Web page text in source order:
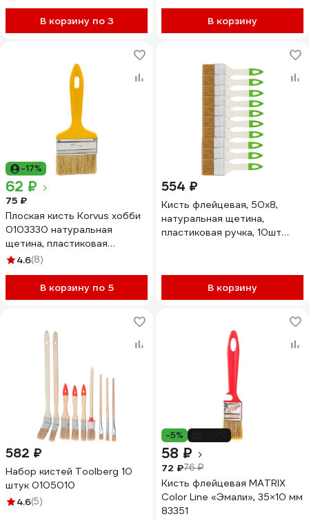
В корзину по 3 В корзину
-17%
62 ₽
75 ₽
Плоская кисть Korvus хобби
0103330 натуральная
щетина, пластиковая
рукоятка, 70 мм
4.6(8)
В корзину по 5
554 ₽
Кисть флейцевая, 50х8,
натуральная щетина,
пластиковая ручка, 10шт
В корзину
582 ₽
Набор кистей Toolberg 10
штук 0105010
4.6(5)
-5%
58 ₽
72 ₽76 ₽
Кисть флейцевая MATRIX
Color Line «Эмали», 35×10 мм
83351